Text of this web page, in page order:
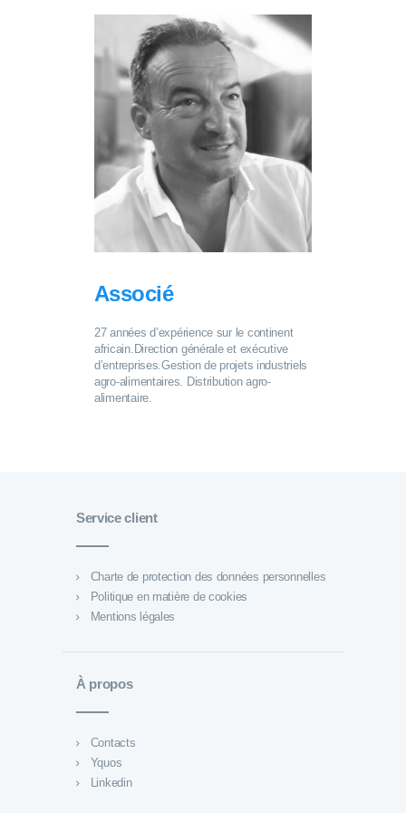
Associé
27 années d’expérience sur le continent
africain.Direction générale et exécutive
d’entreprises.Gestion de projets industriels
agro-alimentaires. Distribution agro-
alimentaire.
Service client
Charte de protection des données personnelles
Politique en matière de cookies
Mentions légales
À propos
Contacts
Yquos
Linkedin